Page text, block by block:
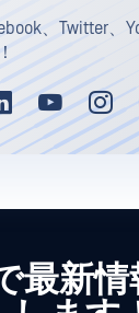
、Twitter、
最新